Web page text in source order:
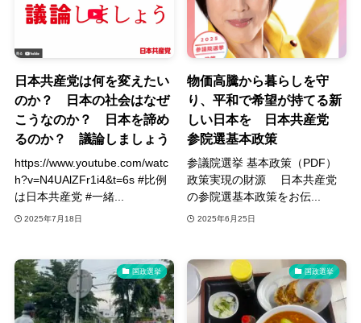
日本共産党は何を変えたい
のか？ 日本の社会はなぜ
こうなのか？ 日本を諦め
るのか？ 議論しましょう
https://www.youtube.com/watc
h?v=N4UAlZFr1i4&t=6s #比例
は日本共産党 #一緒...
2025年7月18日
物価高騰から暮らしを守
り、平和で希望が持てる新
しい日本を 日本共産党
参院選基本政策
参議院選挙 基本政策（PDF）
政策実現の財源 日本共産党
の参院選基本政策をお伝...
2025年6月25日
国政選挙 国政選挙